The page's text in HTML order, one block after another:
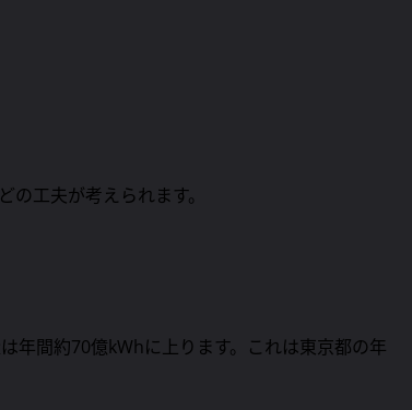
工夫が考えられます。
年間約70億kWhに上ります。これは東京都の年